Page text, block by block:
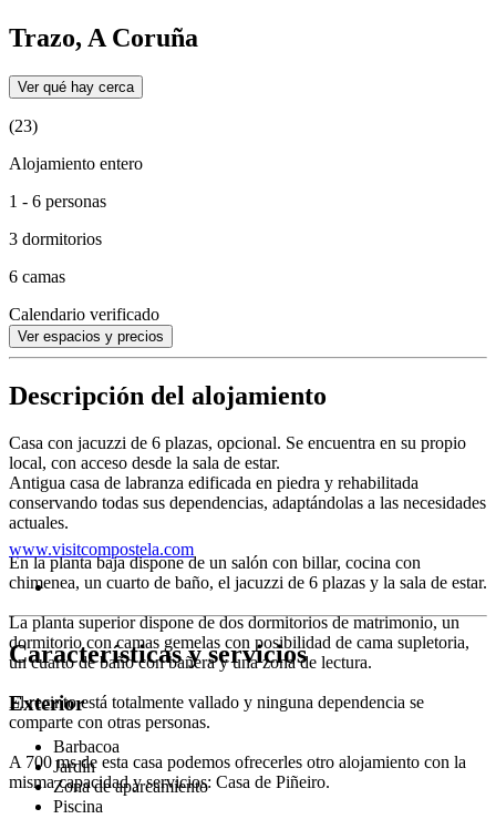
Trazo, A Coruña
Ver qué hay cerca
(23)
Alojamiento entero
1 - 6 personas
3 dormitorios
6 camas
Calendario verificado
Ver espacios y precios
Descripción del alojamiento
Casa con jacuzzi de 6 plazas, opcional. Se encuentra en su propio
local, con acceso desde la sala de estar.
Antigua casa de labranza edificada en piedra y rehabilitada
conservando todas sus dependencias, adaptándolas a las necesidades
actuales.
En la planta baja dispone de un salón con billar, cocina con
chimenea, un cuarto de baño, el jacuzzi de 6 plazas y la sala de estar.
La planta superior dispone de dos dormitorios de matrimonio, un
dormitorio con camas gemelas con posibilidad de cama supletoria,
un cuarto de baño con bañera y una zona de lectura.
El recinto está totalmente vallado y ninguna dependencia se
comparte con otras personas.
A 700 ms de esta casa podemos ofrecerles otro alojamiento con la
misma capacidad y servicios: Casa de Piñeiro.
www.visitcompostela.com
Características y servicios
Exterior
Barbacoa
Jardín
Zona de aparcamiento
Piscina